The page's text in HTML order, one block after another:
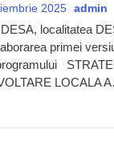
2025 admin
localitatea
primei
LOCALA